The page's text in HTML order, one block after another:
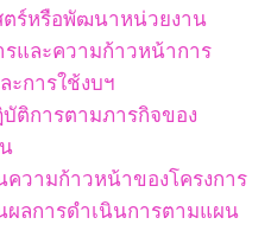
ร์หรือพัฒนาหน่วยงาน
และความก้าวหน้าการ
ะการใช้งบฯ
ติการตามภารกิจของ
ความก้าวหน้าของโครงการ
ผลการดำเนินการตามแผน